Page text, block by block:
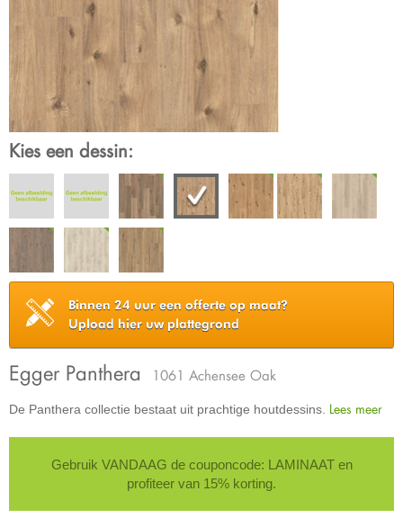
Kies een dessin:
Binnen 24 uur een offerte op maat?
Upload hier uw plattegrond
Egger Panthera 1061 Achensee Oak
De Panthera collectie bestaat uit prachtige houtdessins. Lees meer
Gebruik VANDAAG de couponcode: LAMINAAT en
profiteer van 15% korting.